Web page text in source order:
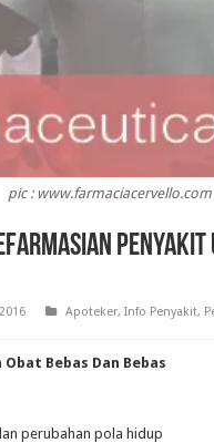
pic : www.farmaciacervello.com
Penyakit
Apoteker, Info Penyakit,
Bebas Dan Bebas
perubahan pola hidup